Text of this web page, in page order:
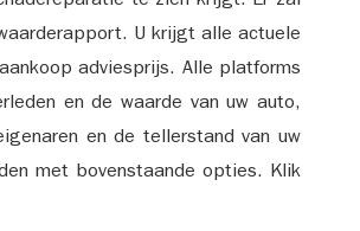
U krijgt alle actuele
adviesprijs. Alle platforms
en de waarde van uw auto,
en de tellerstand van uw
met bovenstaande opties. Klik